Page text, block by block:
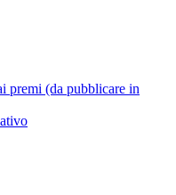
premi (da pubblicare in